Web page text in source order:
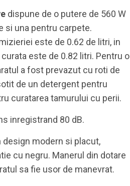
dispune de o putere de 560 W
si una pentru carpete.
este de 0.62 de litri, in
este de 0.82 litri. Pentru o
a fost prevazut cu roti de
de un detergent pentru
curatarea tamurului cu perii.
inregistrand 80 dB.
design modern si placut,
cu negru. Manerul din dotare
sa fie usor de manevrat.